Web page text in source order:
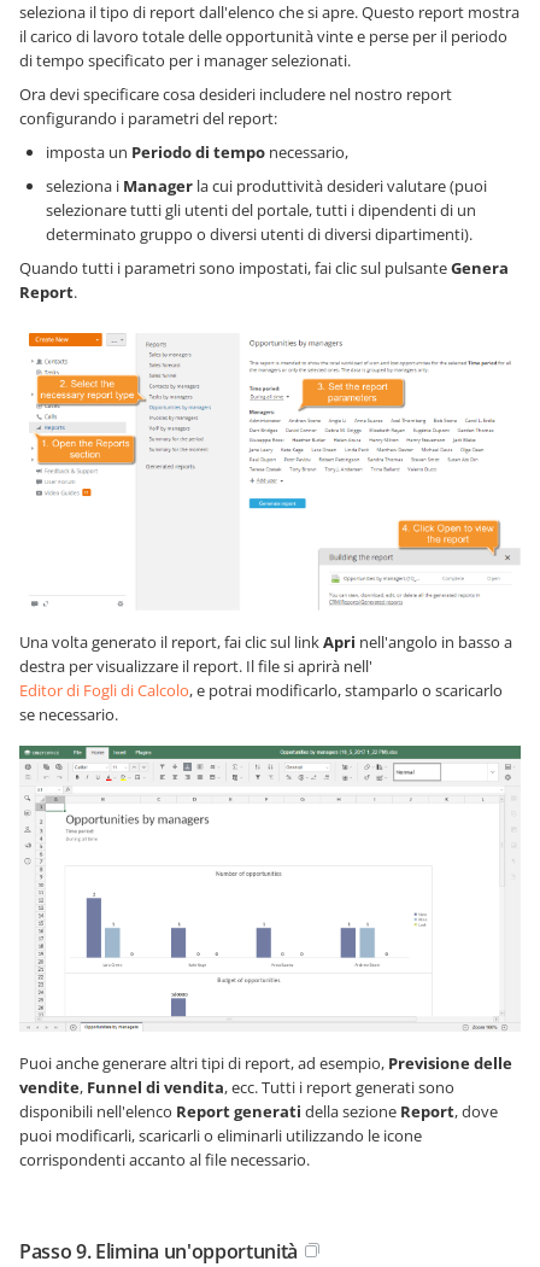
seleziona il tipo di report dall'elenco che si apre. Questo report mostra
il carico di lavoro totale delle opportunità vinte e perse per il periodo
di tempo specificato per i manager selezionati.
Ora devi specificare cosa desideri includere nel nostro report
configurando i parametri del report:
imposta un Periodo di tempo necessario,
seleziona i Manager la cui produttività desideri valutare (puoi
selezionare tutti gli utenti del portale, tutti i dipendenti di un
determinato gruppo o diversi utenti di diversi dipartimenti).
Quando tutti i parametri sono impostati, fai clic sul pulsanteGenera
Report.
Una volta generato il report, fai clic sul linkApri nell'angolo in basso a
destra per visualizzare il report. Il file si aprirà nell'
Editor di Fogli di Calcolo, e potrai modificarlo, stamparlo o scaricarlo
se necessario.
Puoi anche generare altri tipi di report, ad esempio, Previsione delle
vendite, Funnel di vendita, ecc. Tutti i report generati sono
disponibili nell'elenco Report generati della sezione Report, dove
puoi modificarli, scaricarli o eliminarli utilizzando le icone
corrispondenti accanto al file necessario.
Passo 9. Elimina un'opportunità